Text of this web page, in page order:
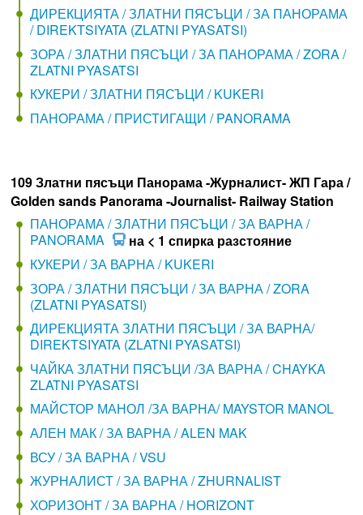
ДИРЕКЦИЯТА / ЗЛАТНИ ПЯСЪЦИ / ЗА ПАНОРАМА
/ DIREKTSIYATA (ZLATNI PYASATSI)
ЗОРА / ЗЛАТНИ ПЯСЪЦИ / ЗА ПАНОРАМА / ZORA /
ZLATNI PYASATSI
КУКЕРИ / ЗЛАТНИ ПЯСЪЦИ / KUKERI
ПАНОРАМА / ПРИСТИГАЩИ / PANORAMA
109 Златни пясъци Панорама -Журналист- ЖП Гара /
Golden sands Panorama -Journalist- Railway Station
ПАНОРАМА / ЗЛАТНИ ПЯСЪЦИ / ЗА ВАРНА /
PANORAMA
на < 1 спирка разстояние
КУКЕРИ / ЗА ВАРНА / KUKERI
ЗОРА / ЗЛАТНИ ПЯСЪЦИ / ЗА ВАРНА / ZORA
(ZLATNI PYASATSI)
ДИРЕКЦИЯТА ЗЛАТНИ ПЯСЪЦИ / ЗА ВАРНА/
DIREKTSIYATA (ZLATNI PYASATSI)
ЧАЙКА ЗЛАТНИ ПЯСЪЦИ /ЗА ВАРНА / CHAYKA
ZLATNI PYASATSI
МАЙСТОР МАНОЛ /ЗА ВАРНА/ MAYSTOR MANOL
АЛЕН МАК / ЗА ВАРНА / ALEN MAK
ВСУ / ЗА ВАРНА / VSU
ЖУРНАЛИСТ / ЗА ВАРНА / ZHURNALIST
ХОРИЗОНТ / ЗА ВАРНА / HORIZONT